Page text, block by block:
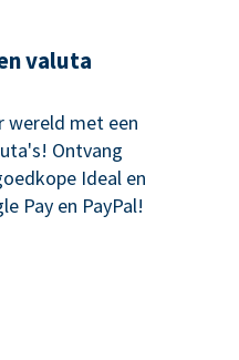
valuta
wereld met een
Ontvang
Ideal en
Pay en PayPal!